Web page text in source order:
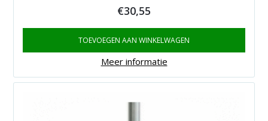
€30,55
TOEVOEGEN AAN WINKELWAGEN
Meer informatie